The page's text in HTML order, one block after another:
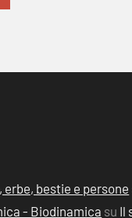
bestie e persone
- Biodinamica su Il